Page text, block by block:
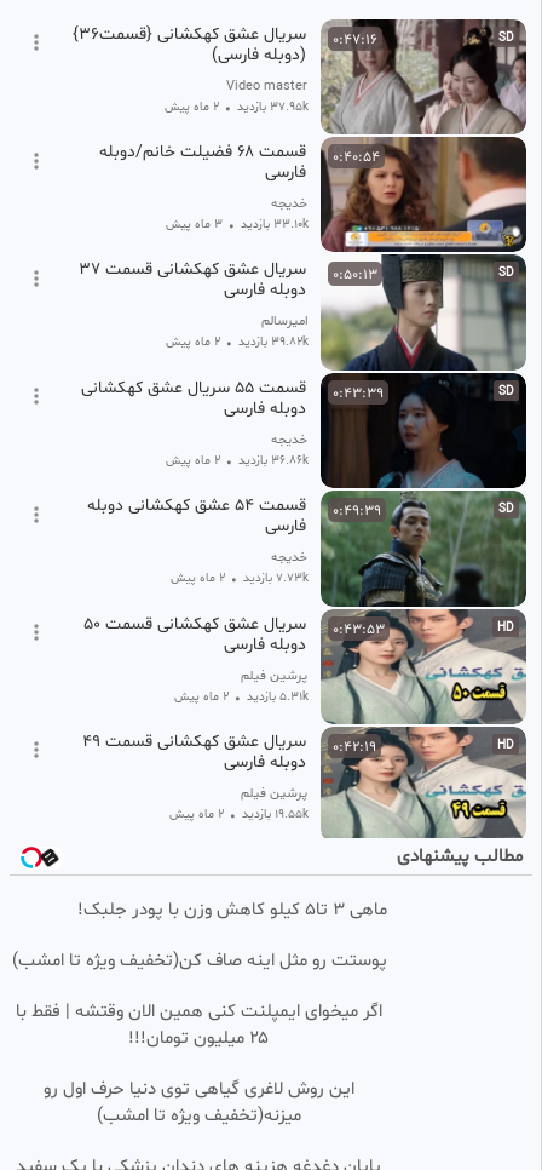
SD
0:47:16
سریال عشق کهکشانی {قسمت36}
(دوبله فارسی)
Video master
37.95k بازدید • 2 ماه پیش
0:40:54
قسمت ۶۸ فضیلت خانم/دوبله
فارسی
خدیجه
33.10k بازدید • 3 ماه پیش
SD
0:50:13
سریال عشق کهکشانی قسمت 37
دوبله فارسی
امیرسالم
39.82k بازدید • 2 ماه پیش
SD
0:43:39
قسمت ۵۵ سریال عشق کهکشانی
دوبله فارسی
خدیجه
36.86k بازدید • 2 ماه پیش
SD
0:49:39
قسمت ۵۴ عشق کهکشانی دوبله
فارسی
خدیجه
7.73k بازدید • 2 ماه پیش
HD
0:43:53
سریال عشق کهکشانی قسمت ۵۰
دوبله فارسی
پرشین فیلم
5.31k بازدید • 2 ماه پیش
HD
0:42:19
سریال عشق کهکشانی قسمت ۴۹
دوبله فارسی
پرشین فیلم
19.55k بازدید • 2 ماه پیش
SD
(دوبله فارسی)
Video master
(دوبله فارسی)
Video master
• 2 ماه پیش
0:42:49
سریال عشق کهکشانی {قسمت25}
(دوبله فارسی)
مطالب پیشنهادی
ماهی 3 تا5 کیلو کاهش وزن با پودر جلبک!
پوستت رو مثل اینه صاف کن(تخفیف ویژه تا امشب)
اگر میخوای ایمپلنت کنی همین الان وقتشه | فقط با
۲۵ میلیون تومان!!!
این روش لاغری گیاهی توی دنیا حرف اول رو
میزنه(تخفیف ویژه تا امشب)